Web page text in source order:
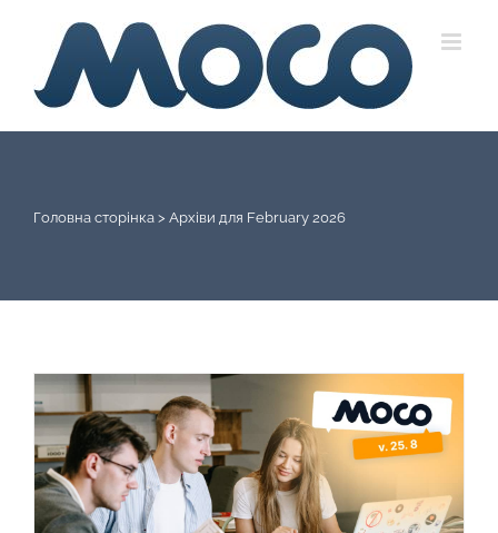
content
Головна сторінка > Архіви для February 2026